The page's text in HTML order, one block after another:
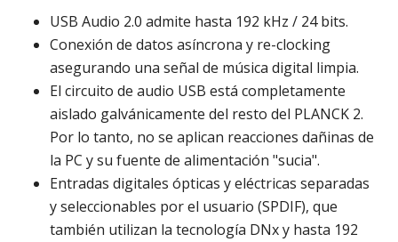
USB Audio 2.0 admite hasta 192 kHz / 24 bits.
Conexión de datos asíncrona y re-clocking
asegurando una señal de música digital limpia.
El circuito de audio USB está completamente
aislado galvánicamente del resto del PLANCK 2.
Por lo tanto, no se aplican reacciones dañinas de
la PC y su fuente de alimentación "sucia".
Entradas digitales ópticas y eléctricas separadas
y seleccionables por el usuario (SPDIF), que
también utilizan la tecnología DNx y hasta 192